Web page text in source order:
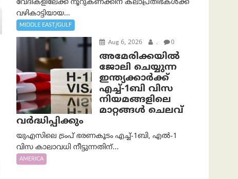
വേദികളിലേക്ക് നൂറുകണക്കിന് കലാപ്രതിഭകൾക്ക്
വഴികാട്ടിയായ...
MIDDLE EAST/GULF
Aug 6, 2026 . 0
അമേരിക്കയില്‍
ജോലി ചെയ്യുന്ന
ഇന്ത്യക്കാർക്ക്
എച്ച്-1ബി വിസ
നിയമങ്ങളിലെ
മാറ്റങ്ങൾ ചെലവ്
വർദ്ധിപ്പിക്കും
യുഎസിലെ ട്രംപ് ഭരണകൂടം എച്ച്-1ബി, എൽ-1
വിസ കാലാവധി നീട്ടുന്നതിന്...
AMERICA